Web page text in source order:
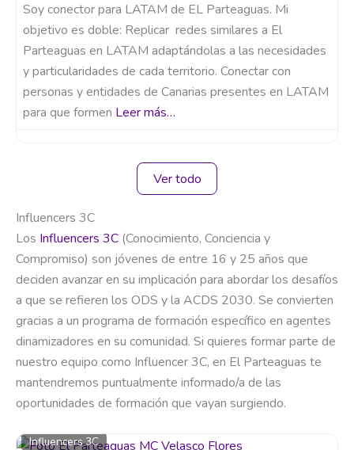
Soy conector para LATAM de EL Parteaguas. Mi
objetivo es doble: Replicar redes similares a El
Parteaguas en LATAM adaptándolas a las necesidades
y particularidades de cada territorio. Conectar con
personas y entidades de Canarias presentes en LATAM
para que formen Leer más…
Ver todo
Influencers 3C
Los Influencers 3C (Conocimiento, Conciencia y
Compromiso) son jóvenes de entre 16 y 25 años que
deciden avanzar en su implicación para abordar los desafíos
a que se refieren los ODS y la ACDS 2030. Se convierten
gracias a un programa de formación específico en agentes
dinamizadores en su comunidad. Si quieres formar parte de
nuestro equipo como Influencer 3C, en El Parteaguas te
mantendremos puntualmente informado/a de las
oportunidades de formación que vayan surgiendo.
Influencers 3C